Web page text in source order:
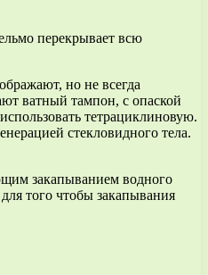
перекрывает всю
но не всегда
ватный тампон, с опаской
тетрациклиновую.
стекловидного тела.
закапыванием водного
того чтобы закапывания